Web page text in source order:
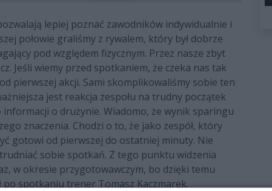
lepiej poznać zawodników indywidualnie i
połowie graliśmy z rywalem, który był dobrze
pod względem fizycznym. Przez nasze zbyt
Jeśli wiemy przed spotkaniem, że czeka nas tak
pierwszej akcji. Sami skomplikowaliśmy sobie ten
jest reakcja zespołu na trudny początek
o drużynie. Wiadomo, że wynik sparingu
znaczenia. Chodzi o to, że jako zespół, który
gotowi od pierwszej do ostatniej minuty. Nie
sobie spotkań. Z tego punktu widzenia
w okresie przygotowawczym, bo dzięki temu
spotkaniu trener Tomasz Kaczmarek.